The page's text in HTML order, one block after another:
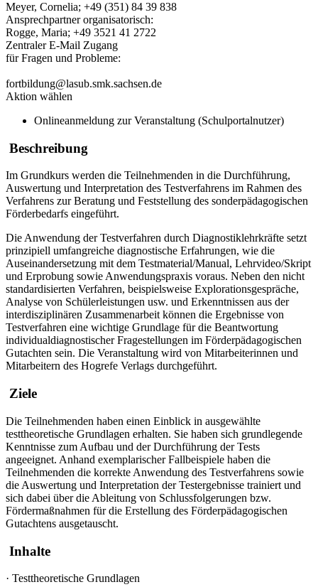
Meyer, Cornelia; +49 (351) 84 39 838
Ansprechpartner organisatorisch:
Rogge, Maria; +49 3521 41 2722
Zentraler E-Mail Zugang
für Fragen und Probleme:
fortbildung@lasub.smk.sachsen.de
Aktion wählen
Onlineanmeldung zur Veranstaltung (Schulportalnutzer)
Beschreibung
Im Grundkurs werden die Teilnehmenden in die Durchführung,
Auswertung und Interpretation des Testverfahrens im Rahmen des
Verfahrens zur Beratung und Feststellung des sonderpädagogischen
Förderbedarfs eingeführt.
Die Anwendung der Testverfahren durch Diagnostiklehrkräfte setzt
prinzipiell umfangreiche diagnostische Erfahrungen, wie die
Auseinandersetzung mit dem Testmaterial/Manual, Lehrvideo/Skript
und Erprobung sowie Anwendungspraxis voraus. Neben den nicht
standardisierten Verfahren, beispielsweise Explorationsgespräche,
Analyse von Schülerleistungen usw. und Erkenntnissen aus der
interdisziplinären Zusammenarbeit können die Ergebnisse von
Testverfahren eine wichtige Grundlage für die Beantwortung
individualdiagnostischer Fragestellungen im Förderpädagogischen
Gutachten sein. Die Veranstaltung wird von Mitarbeiterinnen und
Mitarbeitern des Hogrefe Verlags durchgeführt.
Ziele
Die Teilnehmenden haben einen Einblick in ausgewählte
testtheoretische Grundlagen erhalten. Sie haben sich grundlegende
Kenntnisse zum Aufbau und der Durchführung der Tests
angeeignet. Anhand exemplarischer Fallbeispiele haben die
Teilnehmenden die korrekte Anwendung des Testverfahrens sowie
die Auswertung und Interpretation der Testergebnisse trainiert und
sich dabei über die Ableitung von Schlussfolgerungen bzw.
Fördermaßnahmen für die Erstellung des Förderpädagogischen
Gutachtens ausgetauscht.
Inhalte
· Testtheoretische Grundlagen